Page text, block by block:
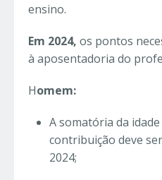
ensino.
Em 2024, os pontos
à aposentadoria do
Homem:
A somatória da
contribuição deve
2024;